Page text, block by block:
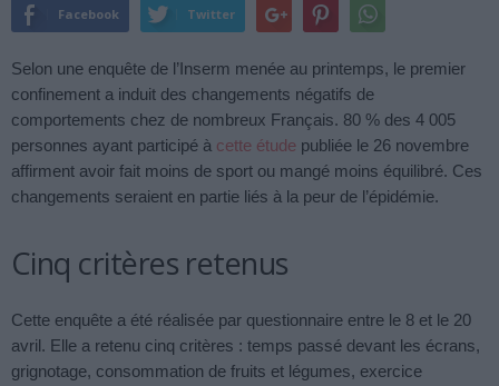
Facebook Twitter
Selon une enquête de l’Inserm menée au printemps, le premier
confinement a induit des changements négatifs de
comportements chez de nombreux Français. 80 % des 4 005
personnes ayant participé à cette étude publiée le 26 novembre
affirment avoir fait moins de sport ou mangé moins équilibré. Ces
changements seraient en partie liés à la peur de l’épidémie.
Cinq critères retenus
Cette enquête a été réalisée par questionnaire entre le 8 et le 20
avril. Elle a retenu cinq critères : temps passé devant les écrans,
grignotage, consommation de fruits et légumes, exercice